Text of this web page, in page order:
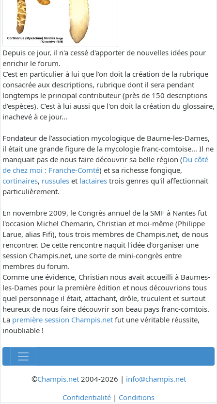
Depuis ce jour, il n'a cessé d'apporter de nouvelles idées pour
enrichir le forum.
C'est en particulier à lui que l'on doit la création de la rubrique
consacrée aux descriptions, rubrique dont il sera pendant
longtemps le principal contributeur (près de 150 descriptions
d'espèces). C'est à lui aussi que l'on doit la création du glossaire,
inachevé à ce jour...
Fondateur de l’association mycologique de Baume-les-Dames,
il était une grande figure de la mycologie franc-comtoise... Il ne
manquait pas de nous faire découvrir sa belle région (Du côté
de chez moi : Franche-Comté) et sa richesse fongique,
cortinaires, russules et lactaires trois genres qu'il affectionnait
particulièrement.
En novembre 2009, le Congrès annuel de la SMF à Nantes fut
l'occasion Michel Chemarin, Christian et moi-même (Philippe
Larue, alias Fifi), tous trois membres de Champis.net, de nous
rencontrer. De cette rencontre naquit l'idée d'organiser une
session Champis.net, une sorte de mini-congrès entre
membres du forum.
Comme une évidence, Christian nous avait accueilli à Baumes-
les-Dames pour la première édition et nous découvrions tous
quel personnage il était, attachant, drôle, truculent et surtout
heureux de nous faire découvrir son beau pays franc-comtois.
La première session Champis.net fut une véritable réussite,
inoubliable !
©Champis.net2004-2026 | info@champis.net
Confidentialité | Conditions